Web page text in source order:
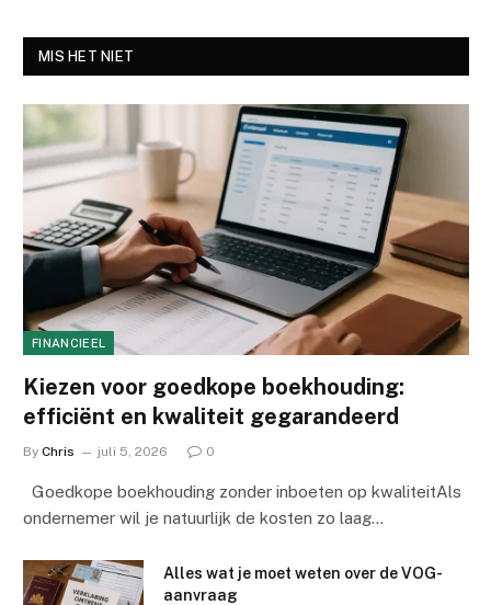
MIS HET NIET
FINANCIEEL
Kiezen voor goedkope boekhouding:
efficiënt en kwaliteit gegarandeerd
By Chris juli 5, 2026 0
Goedkope boekhouding zonder inboeten op kwaliteitAls
ondernemer wil je natuurlijk de kosten zo laag…
Alles wat je moet weten over de VOG-
aanvraag